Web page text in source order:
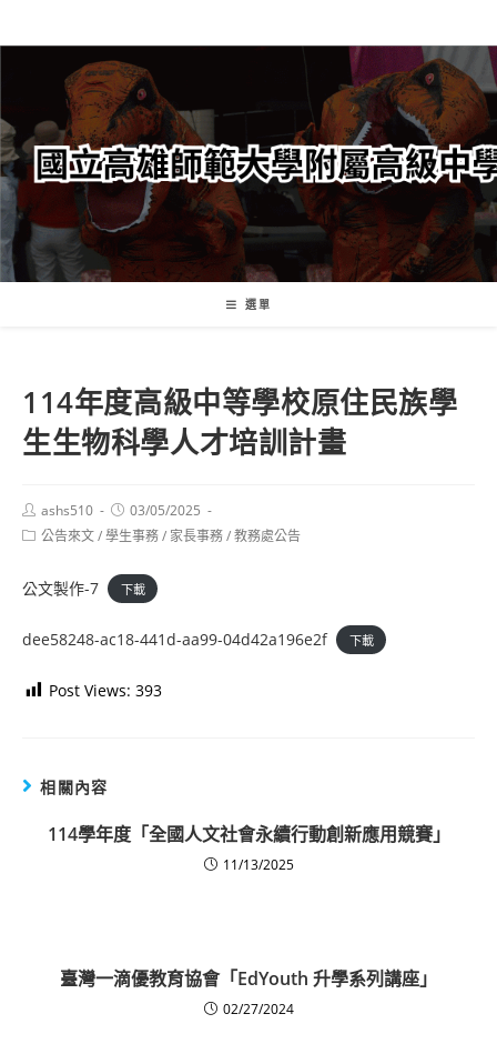
轉
要
內
容
選單
114年度高級中等學校原住民族學
生生物科學人才培訓計畫
Post
author:
ashs510
Post
published:
03/05/2025
Post公告來文/學生事務/ 家長事務/教務處公告
公文製作-7 下載
dee58248-ac18-441d-aa99-04d42a196e2f 下載
Post Views: 393
相關內容
114學年度「全國人文社會永續行動創新應用競賽」
11/13/2025
臺灣一滴優教育協會「EdYouth 升學系列講座」
02/27/2024